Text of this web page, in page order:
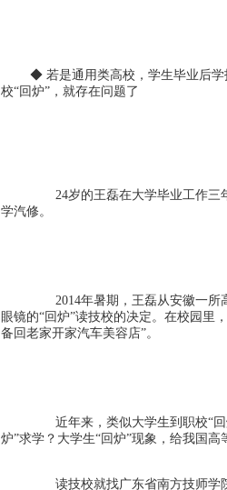
◆ 若是通用类高校，学生毕业后学技
校“回炉”，就存在问题了
24岁的王磊在大学毕业工作三年后
学汽修。
2014年暑期，王磊从安徽一所高校
眼镜的“回炉”读技校的决定。在校园里
备回老家开家汽车美容店”。
近年来，类似大学生到职校“回炉”
炉”求学？大学生“回炉”现象，给我国
读技校就找广东省南方技师学院